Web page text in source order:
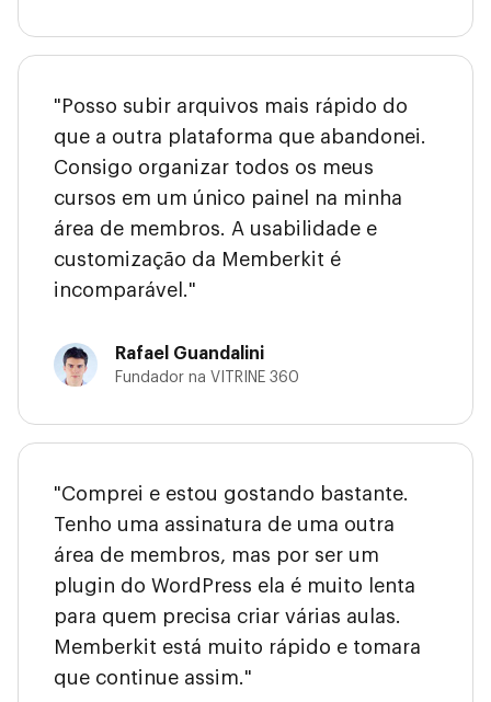
"Posso subir arquivos mais rápido do
que a outra plataforma que abandonei.
Consigo organizar todos os meus
cursos em um único painel na minha
área de membros. A usabilidade e
customização da Memberkit é
incomparável."
Rafael Guandalini
Fundador na VITRINE 360
"Comprei e estou gostando bastante.
Tenho uma assinatura de uma outra
área de membros, mas por ser um
plugin do WordPress ela é muito lenta
para quem precisa criar várias aulas.
Memberkit está muito rápido e tomara
que continue assim."